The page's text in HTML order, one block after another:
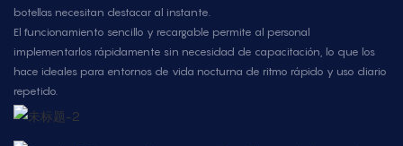
botellas necesitan destacar al instante.
El funcionamiento sencillo y recargable permite al personal
implementarlos rápidamente sin necesidad de capacitación, lo que los
hace ideales para entornos de vida nocturna de ritmo rápido y uso diario
repetido.